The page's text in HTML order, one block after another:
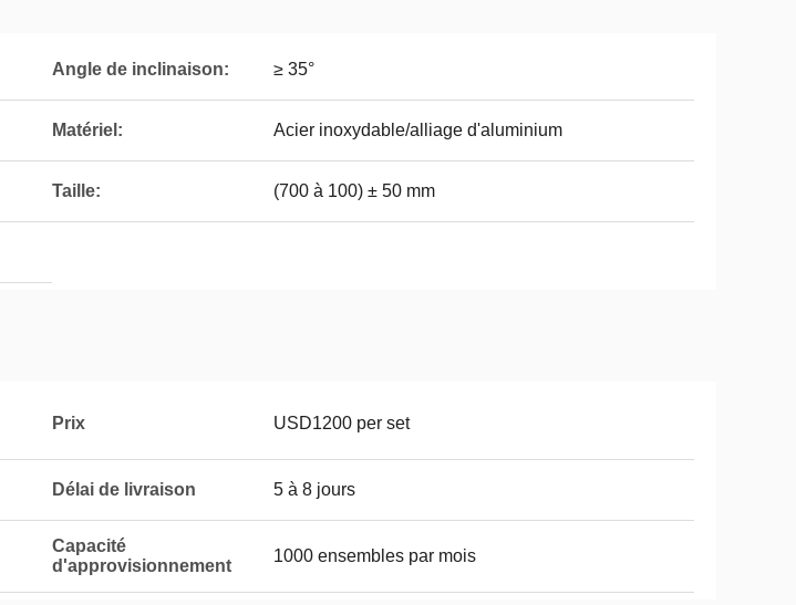
Angle de inclinaison: ≥ 35°
Matériel: Acier inoxydable/alliage d'aluminium
Taille: (700 à 100) ± 50 mm
Prix USD1200 per set
Délai de livraison 5 à 8 jours
Capacité
d'approvisionnement
1000 ensembles par mois